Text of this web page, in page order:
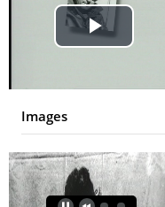
Play
Video
Images